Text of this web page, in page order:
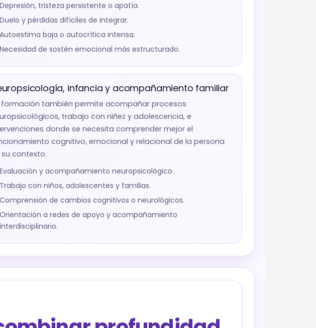
Depresión, tristeza persistente o apatía.
Duelo y pérdidas difíciles de integrar.
Autoestima baja o autocrítica intensa.
Necesidad de sostén emocional más estructurado.
infancia y acompañamiento familiar
formación también permite acompañar procesos
trabajo con niñez y adolescencia, e
donde se necesita comprender mejor el
cognitivo, emocional y relacional de la persona
su contexto.
Evaluación y acompañamiento neuropsicológico.
Trabajo con niños, adolescentes y familias.
Comprensión de cambios cognitivos o neurológicos.
Orientación a redes de apoyo y acompañamiento
interdisciplinario.